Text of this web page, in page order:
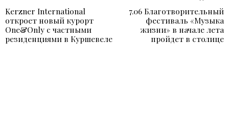
по
записям
Previous
post:
Kerzner International
откроет новый курорт
One&Only с частными
резиденциями в Куршевеле
7.06 Благотворительный
фестиваль «Музыка
жизни» в начале лета
пройдет в столице